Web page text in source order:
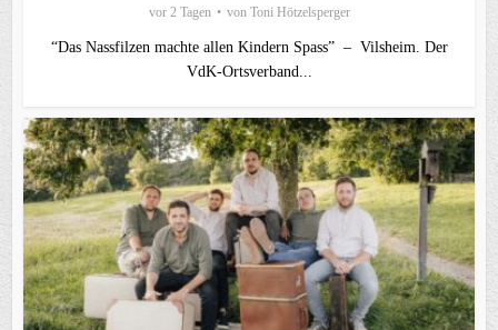
vor 2 Tagen von Toni Hötzelsperger
“Das Nassfilzen machte allen Kindern Spass” – Vilsheim. Der
VdK-Ortsverband...